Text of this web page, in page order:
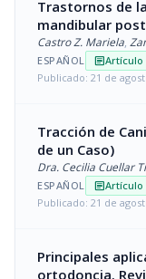
Trastornos de
mandibular
Castro Z. Mariela,
ESPAÑOL articleArtículo
Publicado: 21 de
Tracción de
de un Caso)
Dra. Cecilia Cuellar
ESPAÑOL articleArtículo
Publicado: 21 de
Principales
ortodoncia.